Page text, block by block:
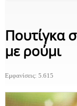
Πουτίγκα
με ρούμι
Εμφανίσεις: 5.615